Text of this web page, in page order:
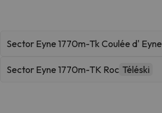
Sector Eyne 1770m-Tk Coulée d' Eyne
Sector Eyne 1770m-TK Roc Téléski